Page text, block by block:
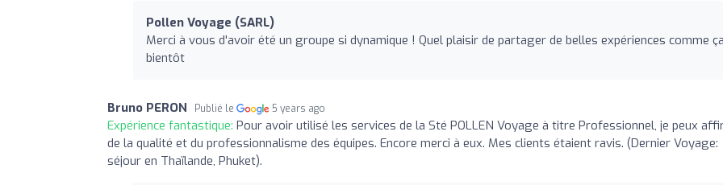
Pollen Voyage (SARL)
Merci à vous d'avoir été un groupe si dynamique ! Quel plaisir de partager de belles expériences comme
bientôt
Bruno PERON Publié le 5 years ago
Expérience fantastique: Pour avoir utilisé les services de la Sté POLLEN Voyage à titre Professionnel, je peux
de la qualité et du professionnalisme des équipes. Encore merci à eux. Mes clients étaient ravis. (Dernier Voyage:
séjour en Thaïlande, Phuket).